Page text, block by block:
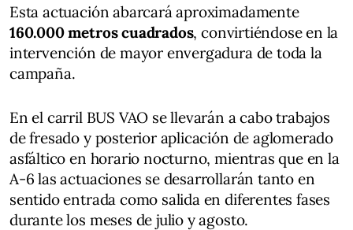
Esta actuación abarcará aproximadamente
160.000 metros cuadrados, convirtiéndose en la
intervención de mayor envergadura de toda la
campaña.
En el carril BUS VAO se llevarán a cabo trabajos
de fresado y posterior aplicación de aglomerado
asfáltico en horario nocturno, mientras que en la
A-6 las actuaciones se desarrollarán tanto en
sentido entrada como salida en diferentes fases
durante los meses de julio y agosto.